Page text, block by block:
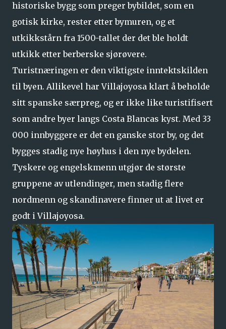
historiske bygg som preger bybildet, som en
gotisk kirke, rester etter bymuren, og et
utkikkstårn fra 1500-tallet der det ble holdt
utkikk etter berberske sjørøvere.
Turistnæringen er den viktigste inntektskilden
til byen. Allikevel har Villajoyosa klart å beholde
sitt spanske særpreg, og er ikke like turistifisert
som andre byer langs Costa Blancas kyst. Med 33
000 innbyggere er det en ganske stor by, og det
bygges stadig nye høyhus i den nye bydelen.
Tyskere og engelskmenn utgjør de største
gruppene av utlendinger, men stadig flere
nordmenn og skandinavere finner ut at livet er
godt i Villajoyosa.